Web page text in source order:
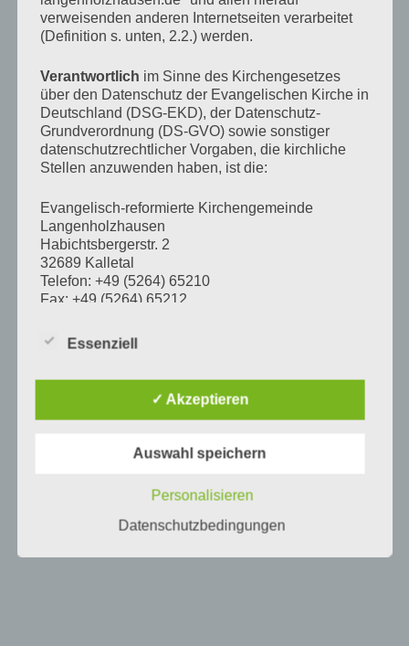
2025
(2
Veranstaltungen)
2025
(1
Veranstaltung)
2025
(5
Veranstaltungen)
2026
(1
Veranstaltung)
2026
(2
2026
(2
55.
Januar
●●
Veranstaltungen)
66.
Januar
●
Veranstaltung)
77.
Januar
●●●
Veranstaltungen)
88.
Januar
●
Veranstaltung)
99.
●●
Veranstaltungen)
1010.
11
Januar
2026
●●
(2
Veranstaltungen)
Januar
2026
(1
Veranstaltung)
Januar
2026
●●●
(5
Veranstaltungen)
Januar
2026
(1
Veranstaltung)
Januar
2026
(1
Veranstaltung)
Januar
2026
(2
2026
(2
1919.
Januar
2026
●●
(2
Veranstaltungen)
2020.
Januar
2026
●
(1
Veranstaltung)
2121.
Januar
2026
●●●
(5
Veranstaltungen)
22 22.
Januar
2026
●
(1
Veranstaltung)
2323.
Januar
2026
●
(1
Veranstaltung)
2424.
Januar
2026
●●
(2
2525.
2626.
Januar
2026
●●
(2
2727.
Januar
2026
●
(1
2828.
Januar
2026
●●●
(5
2929.
Januar
2026
●
(1
3030.
Januar
2026
●
(1
3131.
Januar
●●
TAGESLOSUNG
verweisenden anderen Internetseiten verarbeitet
(Definition s. unten, 2.2.) werden.
Verantwortlich im Sinne des Kirchengesetzes
über den Datenschutz der Evangelischen Kirche in
Deutschland (DSG-EKD), der Datenschutz-
Grundverordnung (DS-GVO) sowie sonstiger
datenschutzrechtlicher Vorgaben, die kirchliche
Stellen anzuwenden haben, ist die:
Evangelisch-reformierte Kirchengemeinde
Langenholzhausen
Habichtsbergerstr. 2
32689 Kalletal
Telefon: +49 (5264) 65210
Fax: +49 (5264) 65212
langenholzhausen.de
Vorsitzender des Kirchenvorstandes: Dietmar
Im Folgenden „Verantwortlicher“ oder „wir“
unabhängige Aufsichtsbehörde
Mit Ihren Fragen zum Thema Datenschutz bei der
Essenziell
✓ Akzeptieren
Auswahl speichern
Personalisieren
Datenschutzbedingungen